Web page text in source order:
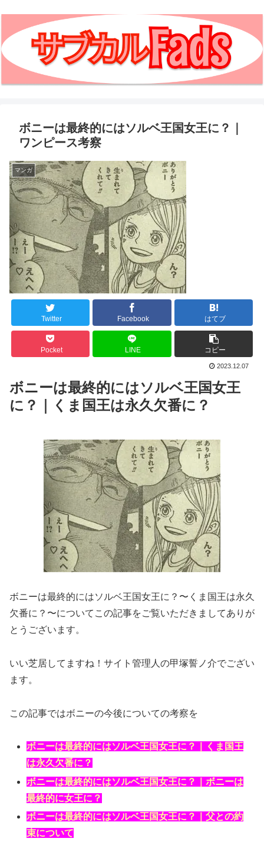
ボニーは最終的にはソルベ王国女王に？｜
ワンピース考察
マンガ
Twitter Facebook はてブ
Pocket LINE コピー
2023.12.07
ボニーは最終的にはソルベ王国女王
に？｜くま国王は永久欠番に？
ボニーは最終的にはソルベ王国女王に？〜くま国王は永久
欠番に？〜についてこの記事をご覧いただきましてありが
とうございます。
いい芝居してますね！サイト管理人の甲塚誓ノ介でござい
ます。
この記事ではボニーの今後についての考察を
ボニーは最終的にはソルベ王国女王に？｜くま国王
は永久欠番に？
ボニーは最終的にはソルベ王国女王に？｜ボニーは
最終的に女王に？
ボニーは最終的にはソルベ王国女王に？｜父との約
束について